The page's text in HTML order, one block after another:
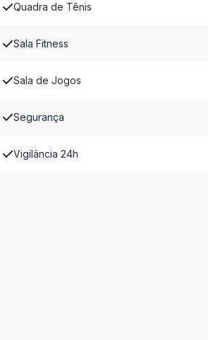
Quadra de Tênis
Sala Fitness
Sala de Jogos
Segurança
Vigilância 24h